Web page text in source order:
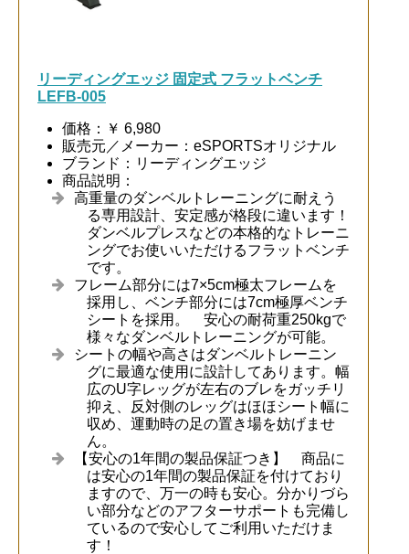
リーディングエッジ 固定式 フラットベンチ
LEFB-005
価格：￥ 6,980
販売元／メーカー：eSPORTSオリジナル
ブランド：リーディングエッジ
商品説明：
高重量のダンベルトレーニングに耐えう
る専用設計、安定感が格段に違います！
ダンベルプレスなどの本格的なトレーニ
ングでお使いいただけるフラットベンチ
です。
フレーム部分には7×5cm極太フレームを
採用し、ベンチ部分には7cm極厚ベンチ
シートを採用。 安心の耐荷重250kgで
様々なダンベルトレーニングが可能。
シートの幅や高さはダンベルトレーニン
グに最適な使用に設計してあります。幅
広のU字レッグが左右のブレをガッチリ
抑え、反対側のレッグはほほシート幅に
収め、運動時の足の置き場を妨げませ
ん。
【安心の1年間の製品保証つき】 商品に
は安心の1年間の製品保証を付けており
ますので、万一の時も安心。分かりづら
い部分などのアフターサポートも完備し
ているので安心してご利用いただけま
す！